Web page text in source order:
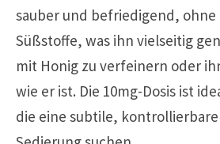
sauber und befriedigend, ohne
Süßstoffe, was ihn vielseitig
mit Honig zu verfeinern oder
wie er ist. Die 10mg-Dosis ist
die eine subtile,